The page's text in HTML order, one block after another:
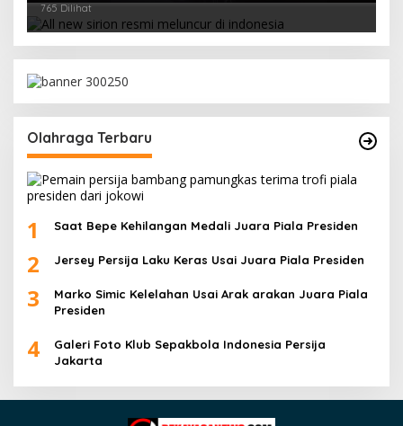
765 Dilihat
Olahraga Terbaru
1 Saat Bepe Kehilangan Medali Juara Piala Presiden
2 Jersey Persija Laku Keras Usai Juara Piala Presiden
3
Marko Simic Kelelahan Usai Arak arakan Juara Piala
Presiden
4
Galeri Foto Klub Sepakbola Indonesia Persija
Jakarta